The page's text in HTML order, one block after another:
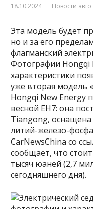
18.10.2024 Новости авто
Эта модель будет
но и за его
флагманский
Фотографии Hongqi
характеристики
уже вторая модель
Hongqi New Energy
весной EH7: она
Tiangong,
литий-железо-
CarNewsChina со
сообщает, что
тысяч юаней (2,7
сегодняшнего дня).